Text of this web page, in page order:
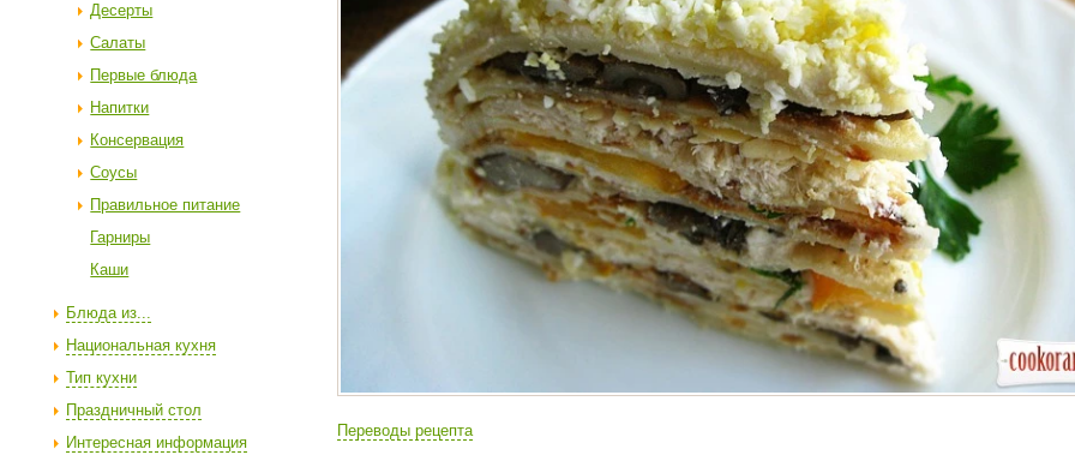
Десерты
Салаты
Первые блюда
Напитки
Консервация
Соусы
Правильное питание
Гарниры
Каши
Блюда из...
Национальная кухня
Тип кухни
Праздничный стол
Интересная информация
Переводы рецепта